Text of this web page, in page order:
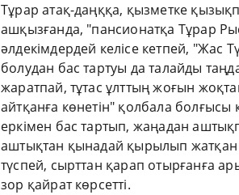
Тұрар атақ-даңққа, қызметке
ашқызғанда, "пансионатқа Тұрар
әлдекімдердей келісе кетпей, "Жас
болудан бас тартуы да талайды
жаратпай, тұтас ұлттың жоғын
айтқанға көнетін" қолбала
еркімен бас тартып, жаңадан
аштықтан қынадай қырылып
түспей, сырттан қарап отырғанға
зор қайрат көрсетті.